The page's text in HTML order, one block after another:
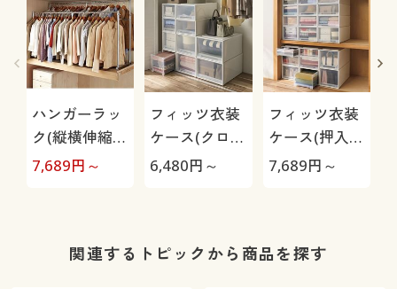
ハンガーラッ
ク(縦横伸縮の
押入れ用/高
7,689円～
フィッツ衣装
ケース(クロー
ゼット用・2
6,480円～
フィッツ衣装
ケース(押入れ
用・2個組)
7,689円～
関連するトピックから商品を探す